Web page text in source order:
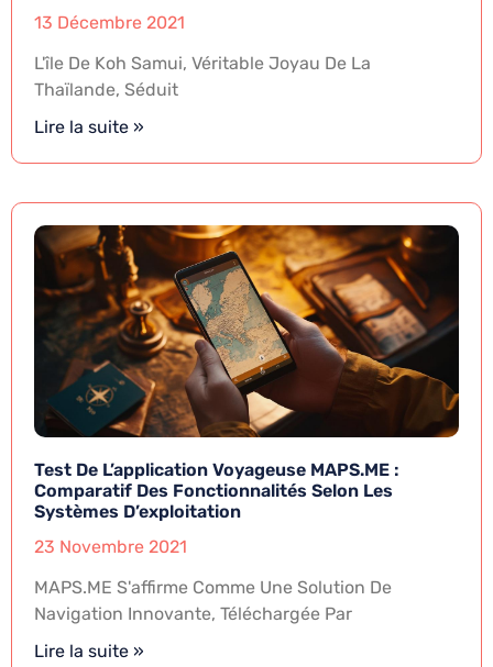
13 Décembre 2021
L'île De Koh Samui, Véritable Joyau De La
Thaïlande, Séduit
Lire la suite »
Test De L’application Voyageuse MAPS.ME :
Comparatif Des Fonctionnalités Selon Les
Systèmes D’exploitation
23 Novembre 2021
MAPS.ME S'affirme Comme Une Solution De
Navigation Innovante, Téléchargée Par
Lire la suite »